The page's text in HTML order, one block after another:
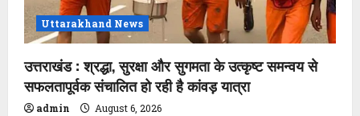
Uttarakhand News
उत्तराखंड : श्रद्धा, सुरक्षा और सुगमता के उत्कृष्ट समन्वय से
सफलतापूर्वक संचालित हो रही है कांवड़ यात्रा
admin August 6, 2026